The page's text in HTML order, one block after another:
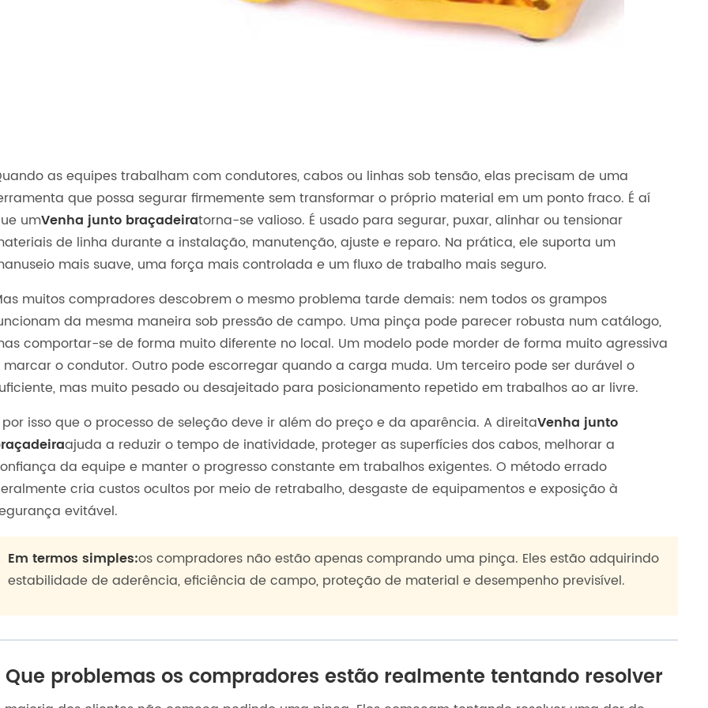
as equipes trabalham com condutores, cabos ou linhas sob tensão, elas precisam de uma
que possa segurar firmemente sem transformar o próprio material em um ponto fraco. É aí
umVenha junto braçadeiratorna-se valioso. É usado para segurar, puxar, alinhar ou tensionar
de linha durante a instalação, manutenção, ajuste e reparo. Na prática, ele suporta um
mais suave, uma força mais controlada e um fluxo de trabalho mais seguro.
muitos compradores descobrem o mesmo problema tarde demais: nem todos os grampos
da mesma maneira sob pressão de campo. Uma pinça pode parecer robusta num catálogo,
comportar-se de forma muito diferente no local. Um modelo pode morder de forma muito agressiva
marcar o condutor. Outro pode escorregar quando a carga muda. Um terceiro pode ser durável o
mas muito pesado ou desajeitado para posicionamento repetido em trabalhos ao ar livre.
por isso que o processo de seleção deve ir além do preço e da aparência. A direitaVenha junto
ajuda a reduzir o tempo de inatividade, proteger as superfícies dos cabos, melhorar a
da equipe e manter o progresso constante em trabalhos exigentes. O método errado
cria custos ocultos por meio de retrabalho, desgaste de equipamentos e exposição à
evitável.
Em termos simples:os compradores não estão apenas comprando uma pinça. Eles estão adquirindo
estabilidade de aderência, eficiência de campo, proteção de material e desempenho previsível.
Que problemas os compradores estão realmente tentando resolver